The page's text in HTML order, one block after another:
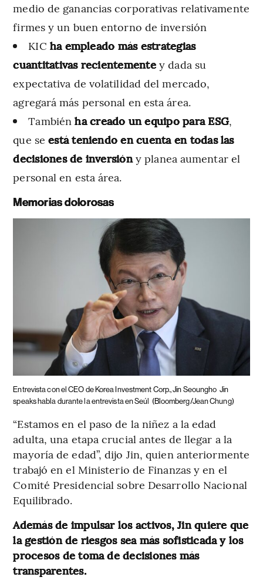
medio de ganancias corporativas relativamente
firmes y un buen entorno de inversión
KIC ha empleado más estrategias
cuantitativas recientementey dada su
expectativa de volatilidad del mercado,
agregará más personal en esta área.
También ha creado un equipo para ESG,
que seestá teniendo en cuenta en todas las
decisiones de inversióny planea aumentar el
personal en esta área.
Memorias dolorosas
Entrevista con el CEO de Korea Investment Corp., Jin Seoungho Jin
speaks habla durante la entrevista en Seúl
(Bloomberg/Jean Chung)
“Estamos en el paso de la niñez a la edad
adulta, una etapa crucial antes de llegar a la
mayoría de edad”, dijo Jin, quien anteriormente
trabajó en el Ministerio de Finanzas y en el
Comité Presidencial sobre Desarrollo Nacional
Equilibrado.
Además de impulsar los activos, Jin quiere que
la gestión de riesgos sea más sofisticada y los
procesos de toma de decisiones más
transparentes.